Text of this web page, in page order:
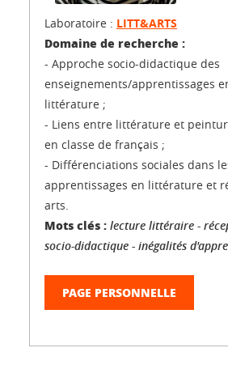
Laboratoire : LITT&ARTS
Domaine de recherche :
- Approche socio-didactique des
enseignements/apprentissages
littérature ;
- Liens entre littérature et
en classe de français ;
- Différenciations sociales dans
apprentissages en littérature et
arts.
Mots clés : lecture littéraire -
socio-didactique - inégalités
PAGE PERSONNELLE